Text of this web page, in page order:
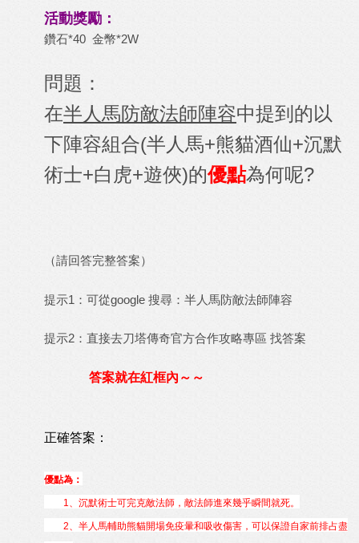
活動獎勵：
鑽石*40 金幣*2W
問題：
在半人馬防敵法師陣容中提到的以
下陣容組合(半人馬+熊貓酒仙+沉默
術士+白虎+遊俠)的優點為何呢?
（請回答完整答案）
提示1：可從google 搜尋：半人馬防敵法師陣容
提示2：直接去刀塔傳奇官方合作攻略專區 找答案
答案就在紅框內～～
正確答案：
優點為：
1、沉默術士可完克敵法師，敵法師進來幾乎瞬間就死。
2、半人馬輔助熊貓開場免疫暈和吸收傷害，可以保證自家前排占盡